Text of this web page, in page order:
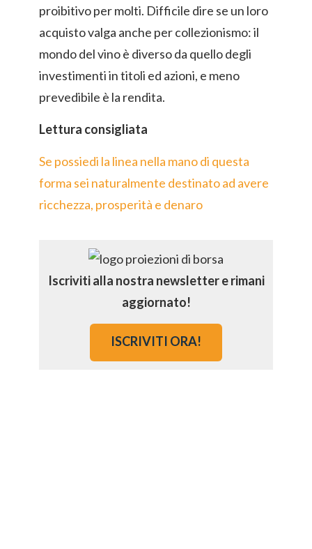
proibitivo per molti. Difficile dire se un loro
acquisto valga anche per collezionismo: il
mondo del vino è diverso da quello degli
investimenti in titoli ed azioni, e meno
prevedibile è la rendita.
Lettura consigliata
Se possiedi la linea nella mano di questa
forma sei naturalmente destinato ad avere
ricchezza, prosperità e denaro
Iscriviti alla nostra newsletter e rimani
aggiornato!
ISCRIVITI ORA!